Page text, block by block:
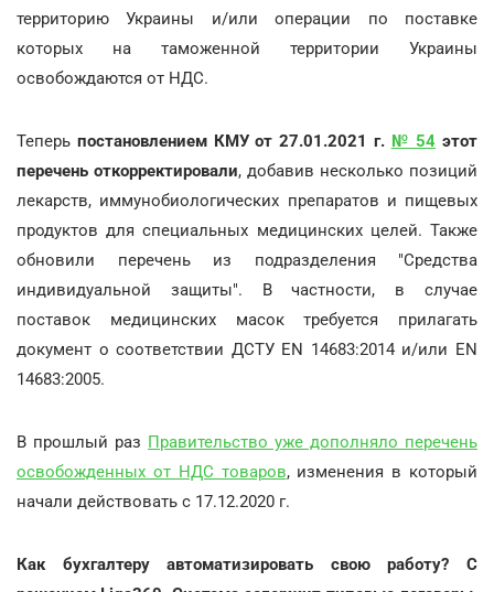
территорию Украины и/или операции по поставке
которых на таможенной территории Украины
освобождаются от НДС.
Теперь постановлением КМУ от 27.01.2021 г. № 54 этот
перечень откорректировали, добавив несколько позиций
лекарств, иммунобиологических препаратов и пищевых
продуктов для специальных медицинских целей. Также
обновили перечень из подразделения "Средства
индивидуальной защиты". В частности, в случае
поставок медицинских масок требуется прилагать
документ о соответствии ДСТУ EN 14683:2014 и/или EN
14683:2005.
В прошлый раз Правительство уже дополняло перечень
освобожденных от НДС товаров, изменения в который
начали действовать с 17.12.2020 г.
Как бухгалтеру автоматизировать свою работу? С